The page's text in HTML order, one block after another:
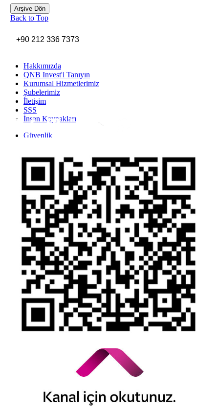
Arşive Dön
Back to Top
+90 212 336 7373
Hakkımızda
QNB Invest'i Tanıyın
Kurumsal Hizmetlerimiz
Şubelerimiz
İletişim
SSS
İnsan Kaynakları
Güvenlik
İhbar Formu
Yasal Duyurular
Bilgi Toplumu Hizmetleri
Kişisel Verilerin Korunması
YTM - Zamanaşımına Uğrayacak Emanet ve Alacaklar
Kamuyu Aydınlatma Esaslarına İlişkin Duyuru
Link